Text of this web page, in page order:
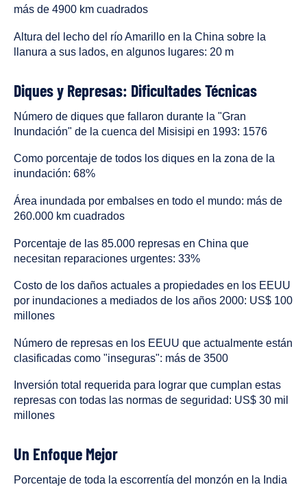
más de 4900 km cuadrados
Altura del lecho del río Amarillo en la China sobre la
llanura a sus lados, en algunos lugares: 20 m
Diques y Represas: Dificultades Técnicas
Número de diques que fallaron durante la "Gran
Inundación" de la cuenca del Misisipi en 1993: 1576
Como porcentaje de todos los diques en la zona de la
inundación: 68%
Área inundada por embalses en todo el mundo: más de
260.000 km cuadrados
Porcentaje de las 85.000 represas en China que
necesitan reparaciones urgentes: 33%
Costo de los daños actuales a propiedades en los EEUU
por inundaciones a mediados de los años 2000: US$ 100
millones
Número de represas en los EEUU que actualmente están
clasificadas como "inseguras": más de 3500
Inversión total requerida para lograr que cumplan estas
represas con todas las normas de seguridad: US$ 30 mil
millones
Un Enfoque Mejor
Porcentaje de toda la escorrentía del monzón en la India